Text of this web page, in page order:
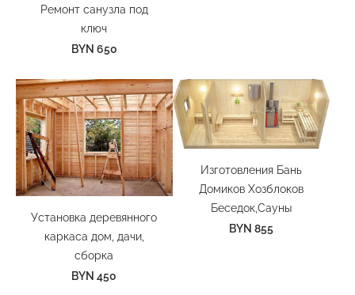
Ремонт санузла под
ключ
BYN 650
Установка деревянного
каркаса дом, дачи,
сборка
BYN 450
Изготовления Бань
Домиков Хозблоков
Беседок,Сауны
BYN 855